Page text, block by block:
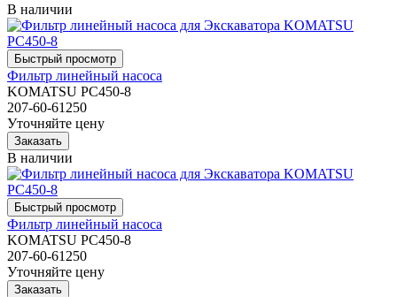
В наличии
Фильтр линейный насоса
KOMATSU PC450-8
207-60-61250
Уточняйте цену
В наличии
Фильтр линейный насоса
KOMATSU PC450-8
207-60-61250
Уточняйте цену